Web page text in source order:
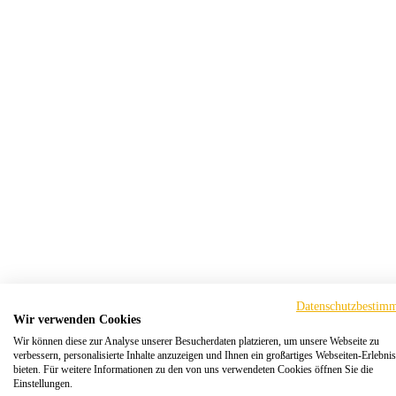
Wir verwenden Cookies
Wir können diese zur Analyse unserer Besucherdaten platzieren, um unsere Webseite zu
verbessern, personalisierte Inhalte anzuzeigen und Ihnen ein großartiges Webseiten-
bieten. Für weitere Informationen zu den von uns verwendeten Cookies öffnen Sie die
Einstellungen.